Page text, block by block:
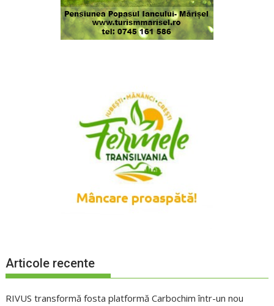
Articole recente
RIVUS transformă fosta platformă Carbochim într-un nou